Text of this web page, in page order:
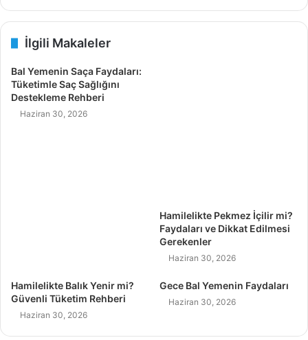
İlgili Makaleler
Bal Yemenin Saça Faydaları:
Tüketimle Saç Sağlığını
Destekleme Rehberi
Haziran 30, 2026
Hamilelikte Pekmez İçilir mi?
Faydaları ve Dikkat Edilmesi
Gerekenler
Haziran 30, 2026
Hamilelikte Balık Yenir mi?
Güvenli Tüketim Rehberi
Haziran 30, 2026
Gece Bal Yemenin Faydaları
Haziran 30, 2026